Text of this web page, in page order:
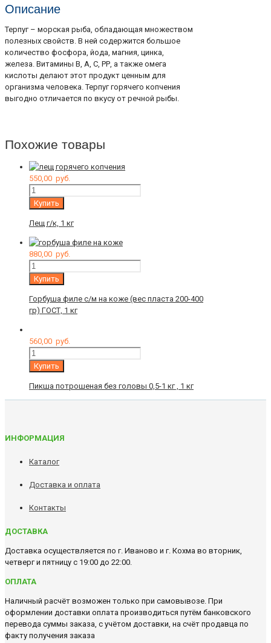
Описание
Терпуг – морская рыба, обладающая множеством
полезных свойств. В ней содержится большое
количество фосфора, йода, магния, цинка,
железа. Витамины В, А, С, РР, а также омега
кислоты делают этот продукт ценным для
организма человека. Терпуг горячего копчения
выгодно отличается по вкусу от речной рыбы.
Похожие товары
550,00 руб.
Количество
Купить
Лещ г/к, 1 кг
880,00 руб.
Количество
Купить
Горбуша филе с/м на коже (вес пласта 200-400
гр) ГОСТ, 1 кг
560,00 руб.
Количество
Купить
Пикша потрошеная без головы 0,5-1 кг , 1 кг
ИНФОРМАЦИЯ
Каталог
Доставка и оплата
Контакты
ДОСТАВКА
Доставка осуществляется по г. Иваново и г. Кохма во вторник,
четверг и пятницу с 19:00 до 22:00.
ОПЛАТА
Наличный расчёт возможен только при самовывозе. При
оформлении доставки оплата производиться путём банковского
перевода суммы заказа, с учётом доставки, на счёт продавца по
факту получения заказа